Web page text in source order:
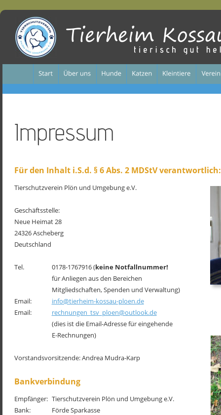
Impressum
Für den Inhalt i.S.d. § 6 Abs. 2 MDStV verantwortlich:
Tierschutzverein Plön und Umgebung e.V.
Geschäftsstelle:
Neue Heimat 28
24326 Ascheberg
Deutschland
Tel. 0178-1767916 (keine Notfallnummer!
für Anliegen aus den Bereichen
Mitgliedschaften, Spenden und Verwaltung)
Email:
info@tierheim-kossau-ploen.de
Email:
rechnungen_tsv_ploen@outlook.de
(dies ist die Email-Adresse für eingehende
E-Rechnungen)
Vorstandsvorsitzende: Andrea Mudra-Karp
Bankverbindung
Empfänger: Tierschutzverein Plön und Umgebung e.V.
Bank:
Förde Sparkasse